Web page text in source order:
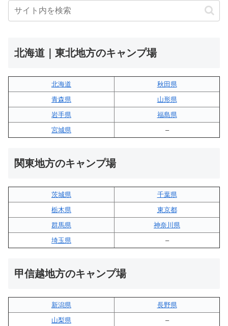
北海道｜東北地方のキャンプ場
北海道
秋田県
青森県
山形県
岩手県
福島県
宮城県
–
関東地方のキャンプ場
茨城県
千葉県
栃木県
東京都
群馬県
神奈川県
埼玉県
–
甲信越地方のキャンプ場
新潟県
長野県
山梨県
–